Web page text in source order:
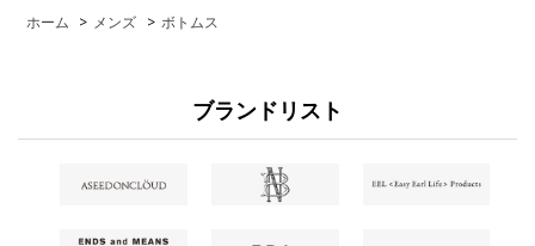
ホーム
> メンズ > ボトムス
ブランドリスト